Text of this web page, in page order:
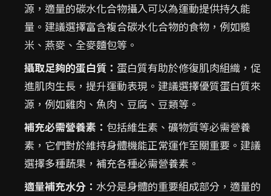
源，適量的碳水化合物攝入可以為運動提供持久能
量。建議選擇富含複合碳水化合物的食物，例如糙
米、燕麥、全麥麵包等。
攝取足夠的蛋白質： 蛋白質有助於修復肌肉組織，促
進肌肉生長，提升運動表現。建議選擇優質蛋白質來
源，例如雞肉、魚肉、豆腐、豆類等。
補充必需營養素： 包括維生素、礦物質等必需營養
素，它們對於維持身體機能正常運作至關重要。建議
選擇多種蔬果，補充各種必需營養素。
適量補充水分： 水分是身體的重要組成部分，適量的